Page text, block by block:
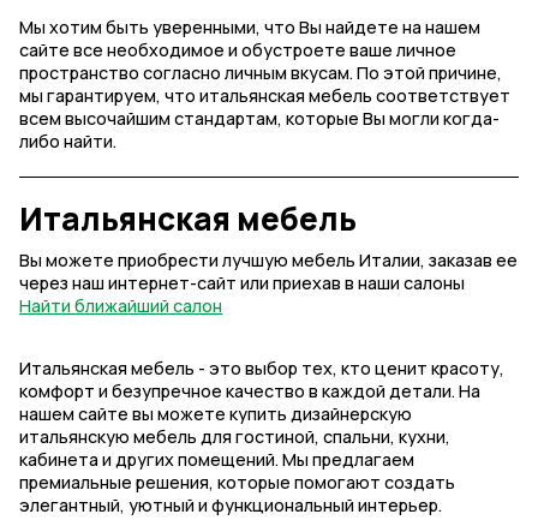
Мы хотим быть уверенными, что Вы найдете на нашем
сайте все необходимое и обустроете ваше личное
пространство согласно личным вкусам. По этой причине,
мы гарантируем, что итальянская мебель соответствует
всем высочайшим стандартам, которые Вы могли когда-
либо найти.
Итальянская мебель
Вы можете приобрести лучшую мебель Италии, заказав ее
через наш интернет-сайт или приехав в наши салоны
Найти ближайший салон
Итальянская мебель - это выбор тех, кто ценит красоту,
комфорт и безупречное качество в каждой детали. На
нашем сайте вы можете купить дизайнерскую
итальянскую мебель для гостиной, спальни, кухни,
кабинета и других помещений. Мы предлагаем
премиальные решения, которые помогают создать
элегантный, уютный и функциональный интерьер.